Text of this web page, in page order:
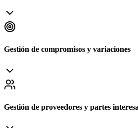
Gestión de compromisos y variaciones
Gestión de proveedores y partes